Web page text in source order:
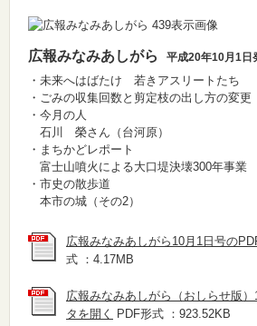
広報みなみあしがら 平成20年10月1日
・未来へはばたけ 若きアスリートたち
・ごみの収集回数と剪定枝の出し方の変更
・今月の人
石川 榮さん（台河原）
・まちかどレポート
富士山噴火による大口堤決壊300年事業
・市史の散歩道
本市の城（その2）
広報みなみあしがら10月1日号の
式 ：4.17MB
広報みなみあしがら（おしらせ版
タを開く
PDF形式 ：923.52KB